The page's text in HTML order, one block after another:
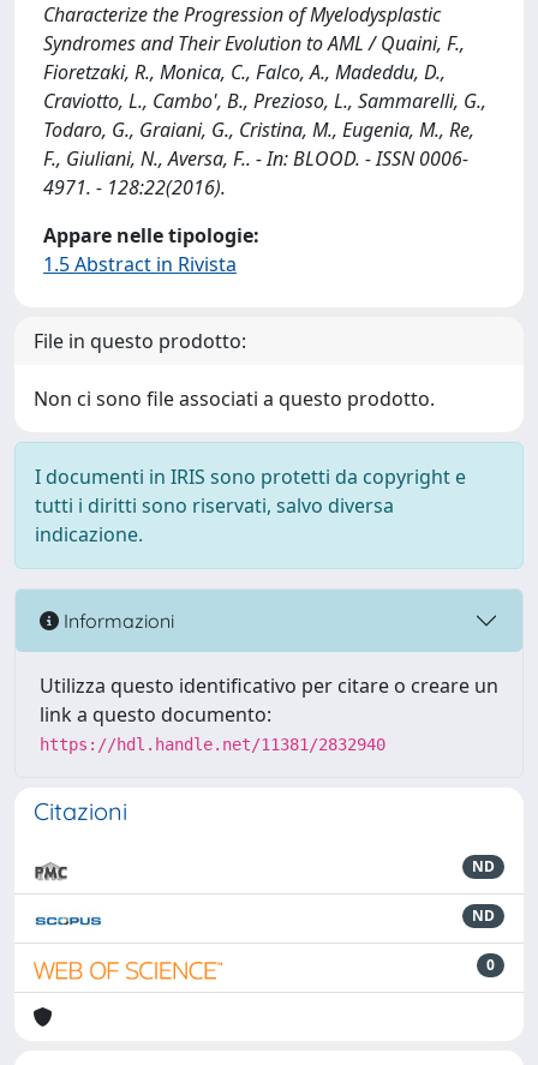
Characterize the Progression of Myelodysplastic
Syndromes and Their Evolution to AML / Quaini, F.,
Fioretzaki, R., Monica, C., Falco, A., Madeddu, D.,
Craviotto, L., Cambo', B., Prezioso, L., Sammarelli, G.,
Todaro, G., Graiani, G., Cristina, M., Eugenia, M., Re,
F., Giuliani, N., Aversa, F.. - In: BLOOD. - ISSN 0006-
4971. - 128:22(2016).
Appare nelle tipologie:
1.5 Abstract in Rivista
File in questo prodotto:
Non ci sono file associati a questo prodotto.
I documenti in IRIS sono protetti da copyright e
tutti i diritti sono riservati, salvo diversa
indicazione.
Informazioni
Utilizza questo identificativo per citare o creare un
link a questo documento:
https://hdl.handle.net/11381/2832940
Citazioni
ND
ND
0